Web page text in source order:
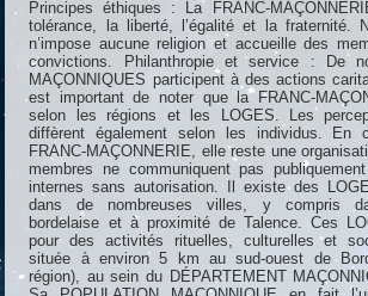
Principes éthiques : La FRANC-
tolérance, la liberté, l’égalité et la fraternité.
n’impose aucune religion et accueille des
convictions. Philanthropie et service : De
MAÇONNIQUES participent à des actions
est important de noter que la FRANC-
selon les régions et les LOGES. Les
diffèrent également selon les individus. En
FRANC-MAÇONNERIE, elle reste une
membres ne communiquent pas
internes sans autorisation. Il existe des
dans de nombreuses villes, y compris
bordelaise et à proximité de Talence. Ces
pour des activités rituelles, culturelles et
située à environ 5 km au sud-ouest de
région), au sein du DÉPARTEMENT